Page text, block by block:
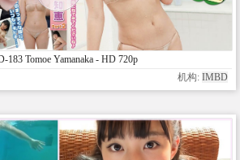
183 Tomoe Yamanaka - HD 720p
机构: IMBD